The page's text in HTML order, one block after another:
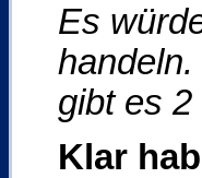
Es
gibt es
Klar